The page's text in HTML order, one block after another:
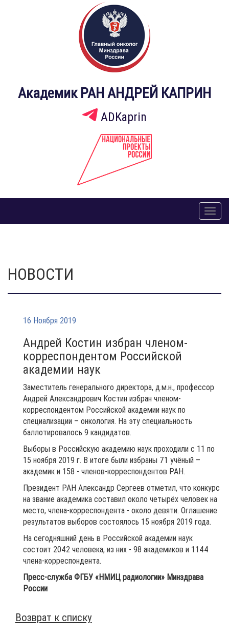
Академик РАН АНДРЕЙ КАПРИН
ADKaprin
НОВОСТИ
16 Ноября 2019
Андрей Костин избран членом-
корреспондентом Российской
академии наук
Заместитель генерального директора, д.м.н., профессор
Андрей Александрович Костин избран членом-
корреспондентом Российской академии наук по
специализации – онкология. На эту специальность
баллотировалось 9 кандидатов.
Выборы в Российскую академию наук проходили с 11 по
15 ноября 2019 г. В итоге были избраны 71 учёный –
академик и 158 - членов-корреспондентов РАН.
Президент РАН Александр Сергеев отметил, что конкурс
на звание академика составил около четырёх человек на
место, члена-корреспондента - около девяти. Оглашение
результатов выборов состоялось 15 ноября 2019 года.
На сегодняшний день в Российской академии наук
состоит 2042 человека, из них - 98 академиков и 1144
члена-корреспондента.
Пресс-служба ФГБУ «НМИЦ радиологии» Минздрава
России⠀
Возврат к списку